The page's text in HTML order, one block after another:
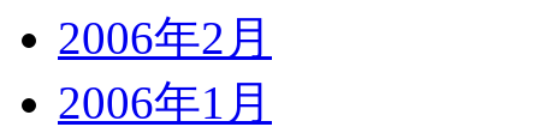
2006年2月
2006年1月